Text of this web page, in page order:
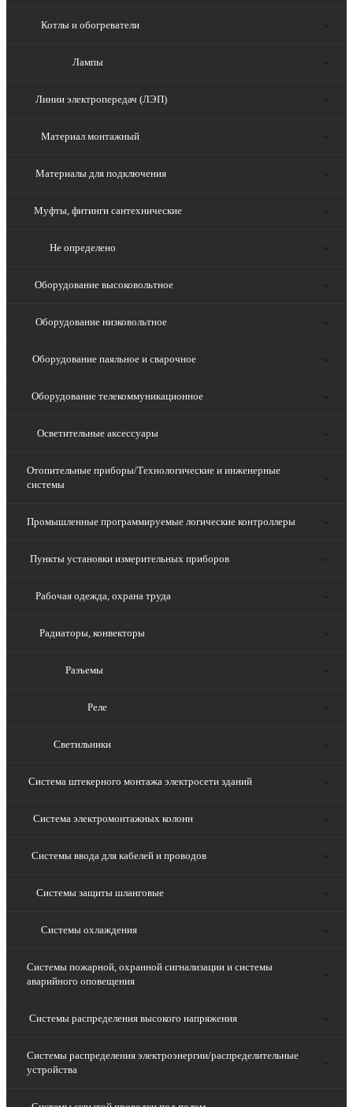
Котлы и обогреватели
Лампы
Линии электропередач (ЛЭП)
Материал монтажный
Материалы для подключения
Муфты, фитинги сантехнические
Не определено
Оборудование высоковольтное
Оборудование низковольтное
Оборудование паяльное и сварочное
Оборудование телекоммуникационное
Осветительные аксессуары
Отопительные приборы/Технологические и инженерные
системы
Промышленные программируемые логические контроллеры
Пункты установки измерительных приборов
Рабочая одежда, охрана труда
Радиаторы, конвекторы
Разъемы
Реле
Светильники
Система штекерного монтажа электросети зданий
Система электромонтажных колонн
Системы ввода для кабелей и проводов
Системы защиты шланговые
Системы охлаждения
Системы пожарной, охранной сигнализации и системы
аварийного оповещения
Системы распределения высокого напряжения
Системы распределения электроэнергии/распределительные
устройства